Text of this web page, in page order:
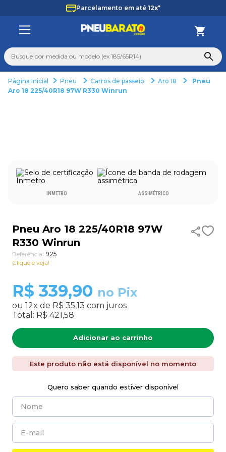
Parcelamento em até 12x*
Busque por medida ou modelo (ex 185/65R14)
Pneu Carros de passeio Aro 18
Pneu
Aro 18 225/40R18 97W R330 Winrun
INMETRO ASSIMÉTRICO
Pneu Aro 18 225/40R18 97W
R330 Winrun
Referência: 925
Clique e veja!
R$ 339,90 no Pix
ou 12x de R$ 35,13 com juros
Total: R$ 421,58
Adicionar ao carrinho
Este produto não está disponível no momento
Quero saber quando estiver disponível
TERMOS MAIS BUSCADOS
5º
aro 14
165
8º
pneu
9º
185 60 15
10º 185 70 14